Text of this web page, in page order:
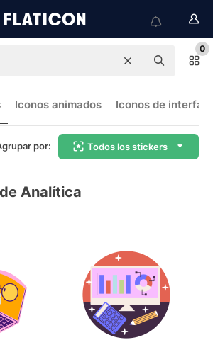
0
Iconos animados Iconos de interfaz
por: Todos los stickers
Analítica